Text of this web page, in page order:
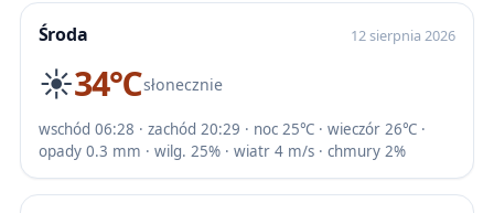
Środa 12 sierpnia 2026
☀️34℃słonecznie
wschód 06:28 · zachód 20:29 · noc 25℃ · wieczór 26℃ ·
opady 0.3 mm · wilg. 25% · wiatr 4 m/s · chmury 2%